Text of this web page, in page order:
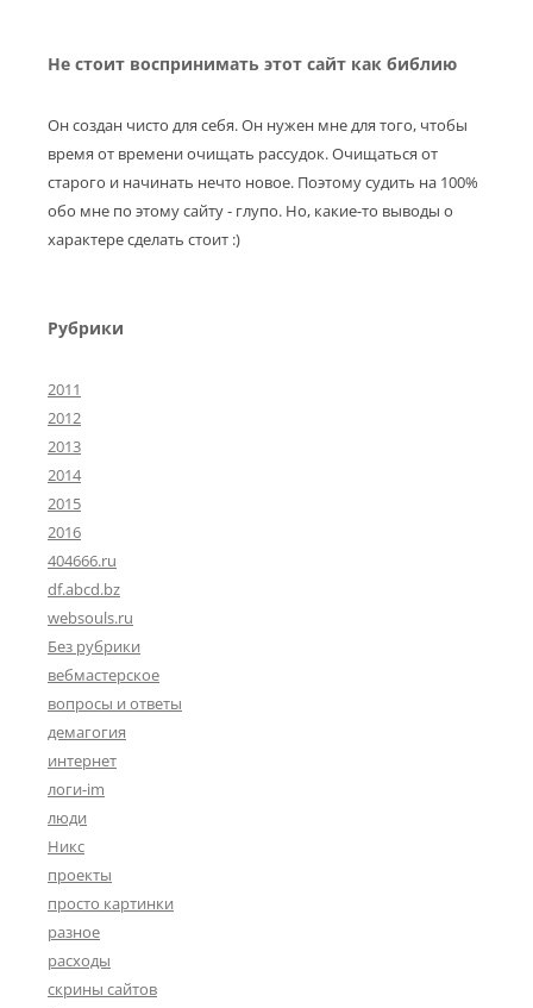
Не стоит воспринимать этот сайт как библию
Он создан чисто для себя. Он нужен мне для того, чтобы
время от времени очищать рассудок. Очищаться от
старого и начинать нечто новое. Поэтому судить на 100%
обо мне по этому сайту - глупо. Но, какие-то выводы о
характере сделать стоит :)
Рубрики
2011
2012
2013
2014
2015
2016
404666.ru
df.abcd.bz
websouls.ru
Без рубрики
вебмастерское
вопросы и ответы
демагогия
интернет
логи-im
люди
Никс
проекты
просто картинки
разное
расходы
скрины сайтов